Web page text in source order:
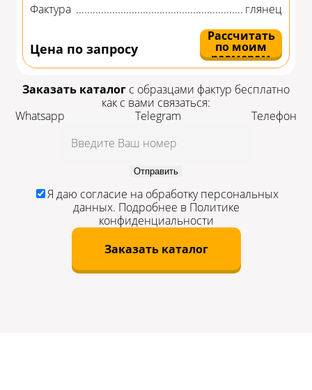
Фактура
глянец
Цена по запросу
Рассчитать
по моим
размерам
Заказать каталог с образцами фактур бесплатно
как с вами связаться:
Whatsapp
Telegram Телефон
Отправить
Я даю согласие на обработку персональных
данных. Подробнее в Политике
конфиденциальности
Заказать каталог